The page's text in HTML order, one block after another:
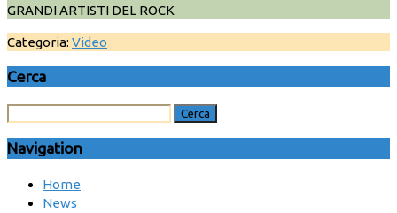
GRANDI ARTISTI DEL ROCK
Categoria: Video
Cerca
Navigation
Home
News